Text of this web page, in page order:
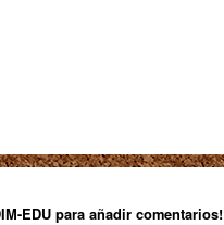
EDU para añadir comentarios!